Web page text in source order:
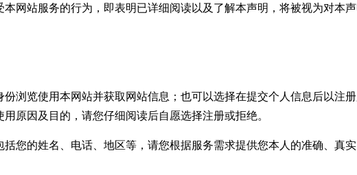
网站服务的行为，即表明已详细阅读以及了解本声明，将被视为对本
浏览使用本网站并获取网站信息；也可以选择在提交个人信息后以注
原因及目的，请您仔细阅读后自愿选择注册或拒绝。
您的姓名、电话、地区等，请您根据服务需求提供您本人的准确、真